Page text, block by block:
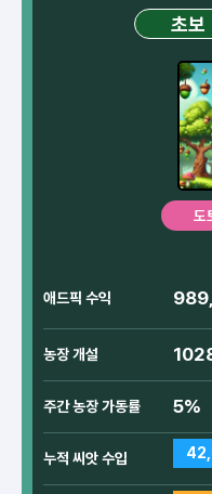
초보
도
애드픽 수익
농장 개설
주간 농장 가동률 5%
누적 씨앗 수입